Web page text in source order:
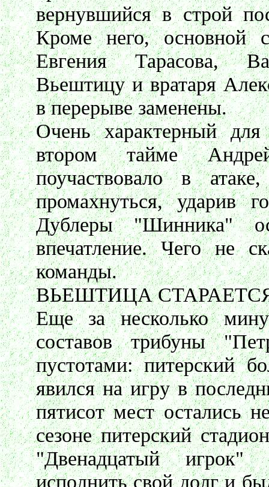
вернувшийся в строй
Кроме него, основной
Евгения Тарасова,
Вьештицу и вратаря
в перерыве заменены.
Очень характерный
втором тайме
поучаствовало в
промахнуться, ударив
Дублеры "Шинника"
впечатление. Чего не
команды.
ВЬЕШТИЦА
Еще за несколько
составов трибуны
пустотами: питерский
явился на игру в
пятисот мест остались
сезоне питерский
"Двенадцатый игрок"
исполнить свой долг и